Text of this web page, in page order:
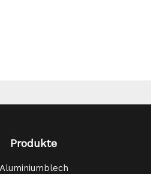
Produkte
Aluminiumblech